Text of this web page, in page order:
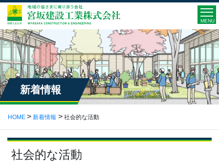
MENU
新着情報
HOME 新着情報 社会的な活動
社会的な活動